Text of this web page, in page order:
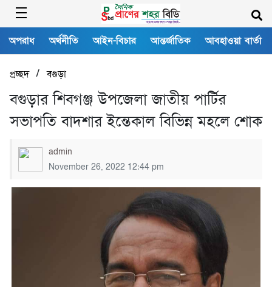
অপরাধ অর্থনীতি আইন-বিচার আন্তর্জাতিক আবহাওয়া বার্তা
প্রচ্ছদ/বগুড়া
বগুড়ার শিবগঞ্জ উপজেলা জাতীয় পার্টির
সভাপতি বাদশার ইন্তেকাল বিভিন্ন মহলে শোক
admin
November 26, 2022 12:44 pm